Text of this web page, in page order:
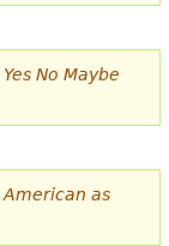
Yes No Maybe
American as